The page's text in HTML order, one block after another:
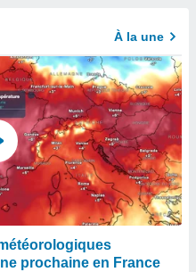
À la une
prochaine en France